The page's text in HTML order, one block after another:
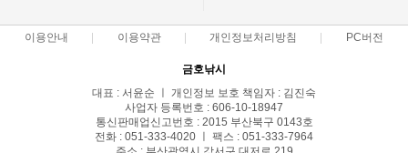
이용안내 이용약관 개인정보처리방침 PC버전
금호낚시
대표 : 서윤순 ㅣ 개인정보 보호 책임자 : 김진숙
사업자 등록번호 : 606-10-18947
통신판매업신고번호 : 2015 부산북구 0143호
전화 : 051-333-4020 ㅣ 팩스 : 051-333-7964